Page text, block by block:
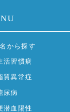
から探す
活習慣病
質異常症
尿病
潜血陽性